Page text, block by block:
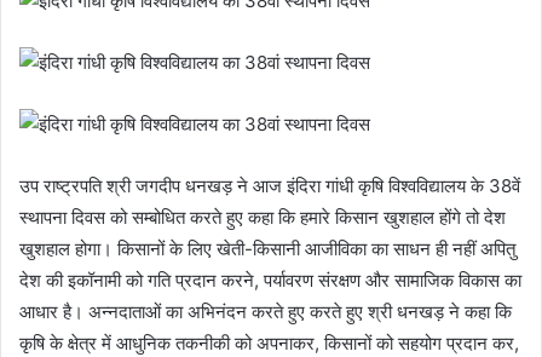
उप राष्ट्रपति श्री जगदीप धनखड़ ने आज इंदिरा गांधी कृषि विश्वविद्यालय के 38वें
स्थापना दिवस को सम्बोधित करते हुए कहा कि हमारे किसान खुशहाल होंगे तो देश
खुशहाल होगा। किसानों के लिए खेती-किसानी आजीविका का साधन ही नहीं अपितु
देश की इकॉनामी को गति प्रदान करने, पर्यावरण संरक्षण और सामाजिक विकास का
आधार है। अन्नदाताओं का अभिनंदन करते हुए करते हुए श्री धनखड़ ने कहा कि
कृषि के क्षेत्र में आधुनिक तकनीकी को अपनाकर, किसानों को सहयोग प्रदान कर,